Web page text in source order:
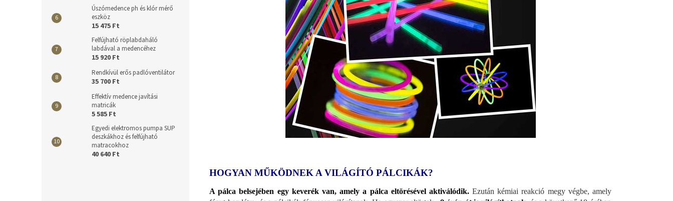
Úszómedence ph és klór mérő
eszköz
15 475 Ft
Felfújható röplabdaháló
labdával a medencéhez
15 920 Ft
Rendkívül erős padlóventilátor
35 700 Ft
Effektív medence javítási
matricák
5 585 Ft
Egyedi elektromos pumpa SUP
deszkákhoz és felfújható
matracokhoz
40 640 Ft
HOGYAN MŰKÖDNEK A VILÁGÍTÓ PÁLCIKÁK?
A pálca belsejében egy keverék van, amely a pálca eltörésével aktiválódik.Ezután kémiai reakció megy végbe, amely